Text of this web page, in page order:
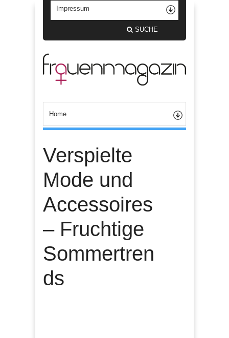
SUCHE
Verspielte
Mode und
Accessoires
– Fruchtige
Sommertren
ds